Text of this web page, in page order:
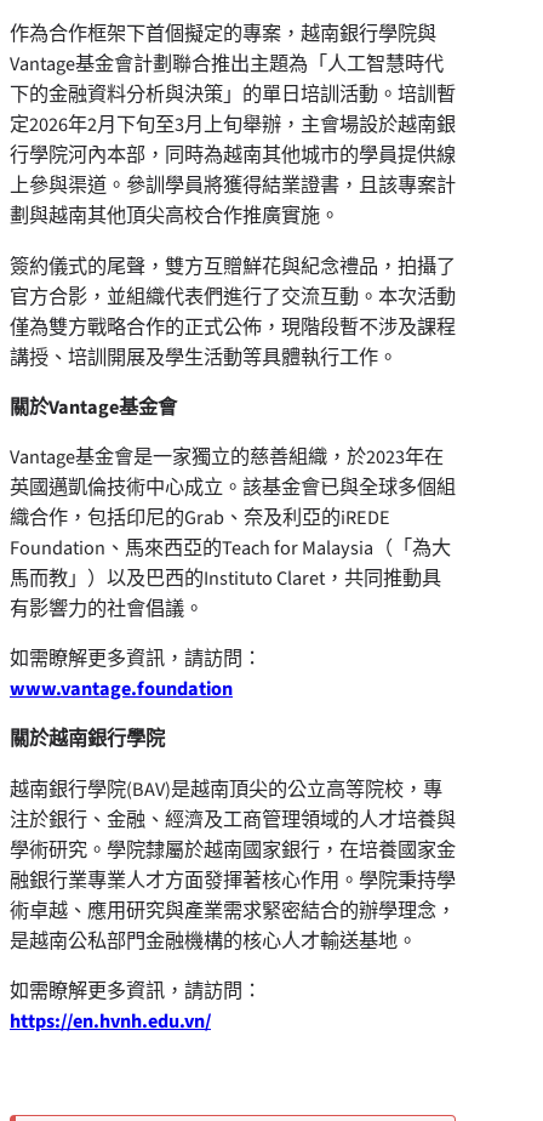
作為合作框架下首個擬定的專案，越南銀行學院與
Vantage基金會計劃聯合推出主題為「人工智慧時代
下的金融資料分析與決策」的單日培訓活動。培訓暫
定2026年2月下旬至3月上旬舉辦，主會場設於越南銀
行學院河內本部，同時為越南其他城市的學員提供線
上參與渠道。參訓學員將獲得結業證書，且該專案計
劃與越南其他頂尖高校合作推廣實施。
簽約儀式的尾聲，雙方互贈鮮花與紀念禮品，拍攝了
官方合影，並組織代表們進行了交流互動。本次活動
僅為雙方戰略合作的正式公佈，現階段暫不涉及課程
講授、培訓開展及學生活動等具體執行工作。
關於Vantage基金會
Vantage基金會是一家獨立的慈善組織，於2023年在
英國邁凱倫技術中心成立。該基金會已與全球多個組
織合作，包括印尼的Grab、奈及利亞的iREDE
Foundation、馬來西亞的Teach for Malaysia（「為大
馬而教」）以及巴西的Instituto Claret，共同推動具
有影響力的社會倡議。
如需瞭解更多資訊，請訪問：
www.vantage.foundation
關於越南銀行學院
越南銀行學院(BAV)是越南頂尖的公立高等院校，專
注於銀行、金融、經濟及工商管理領域的人才培養與
學術研究。學院隸屬於越南國家銀行，在培養國家金
融銀行業專業人才方面發揮著核心作用。學院秉持學
術卓越、應用研究與產業需求緊密結合的辦學理念，
是越南公私部門金融機構的核心人才輸送基地。
如需瞭解更多資訊，請訪問：
https://en.hvnh.edu.vn/